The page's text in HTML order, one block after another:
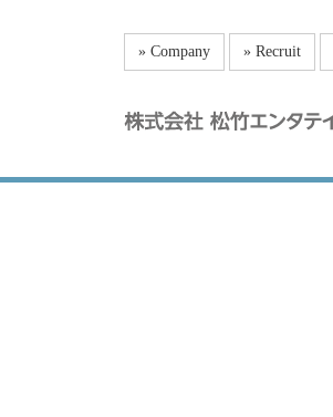
» Company » Recruit